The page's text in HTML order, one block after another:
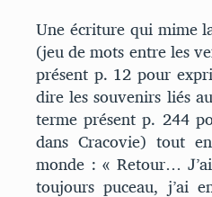
Une écriture qui mime
(jeu de mots entre les
présent p. 12 pour
dire les souvenirs liés
terme présent p. 244
dans Cracovie) tout
monde : « Retour…
toujours puceau, j’ai